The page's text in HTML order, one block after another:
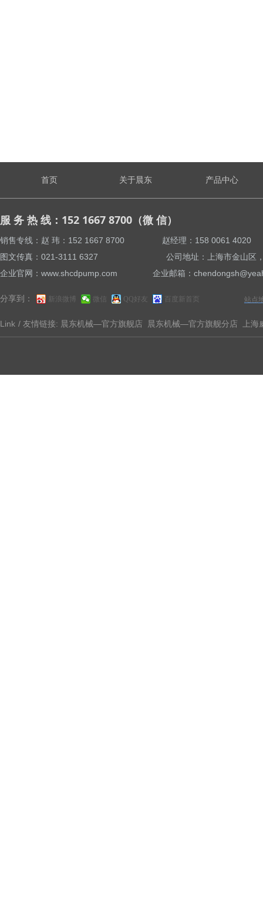
分享到： 新浪微博 微信 QQ好友 百度新首页 站点
Link / 友情链接: 晨东机械—官方旗舰店 晨东机械—官方旗舰分店 上
服 务 热 线：152 1667 8700（微 信）
销售专线：赵 玮：152 1667 8700 赵经理：158
图文传真：021-3111 6327 公司地址：上海市金山区，亭
企业官网：www.shcdpump.com 企业邮箱：
首页 关于晨东 产品中心